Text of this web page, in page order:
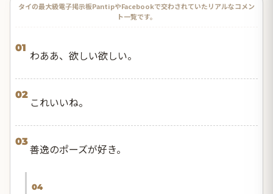
タイの最大級電子掲示板PantipやFacebookで交わされていたリアルなコメン
ト一覧です。
01
わああ、欲しい欲しい。
02
これいいね。
03
善逸のポーズが好き。
04